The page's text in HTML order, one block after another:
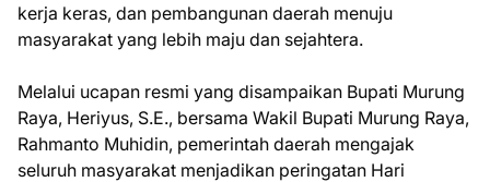
kerja keras, dan pembangunan daerah menuju
masyarakat yang lebih maju dan sejahtera.
Melalui ucapan resmi yang disampaikan Bupati Murung
Raya, Heriyus, S.E., bersama Wakil Bupati Murung Raya,
Rahmanto Muhidin, pemerintah daerah mengajak
seluruh masyarakat menjadikan peringatan Hari